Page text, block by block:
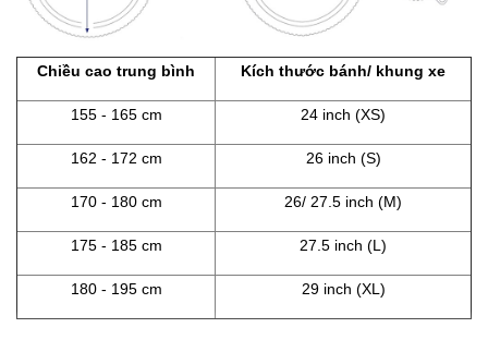
Chiều cao trung bình Kích thước bánh/ khung xe
155 - 165 cm 24 inch (XS)
162 - 172 cm 26 inch (S)
170 - 180 cm 26/ 27.5 inch (M)
175 - 185 cm 27.5 inch (L)
180 - 195 cm 29 inch (XL)